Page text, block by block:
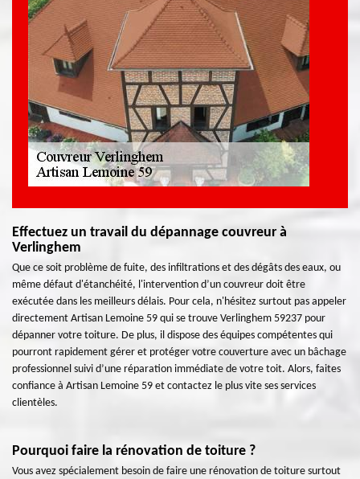
Effectuez un travail du dépannage couvreur à
Verlinghem
Que ce soit problème de fuite, des infiltrations et des dégâts des eaux, ou
même défaut d'étanchéité, l'intervention d’un couvreur doit être
exécutée dans les meilleurs délais. Pour cela, n'hésitez surtout pas appeler
directement Artisan Lemoine 59 qui se trouve Verlinghem 59237 pour
dépanner votre toiture. De plus, il dispose des équipes compétentes qui
pourront rapidement gérer et protéger votre couverture avec un bâchage
professionnel suivi d’une réparation immédiate de votre toit. Alors, faites
confiance à Artisan Lemoine 59 et contactez le plus vite ses services
clientèles.
Pourquoi faire la rénovation de toiture ?
Vous avez spécialement besoin de faire une rénovation de toiture surtout